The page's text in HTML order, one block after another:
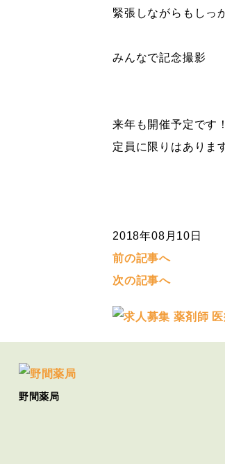
緊張しながらもしっ
みんなで記念撮影
来年も開催予定です！
定員に限りはありま
2018年08月10日
前の記事へ
次の記事へ
野間薬局